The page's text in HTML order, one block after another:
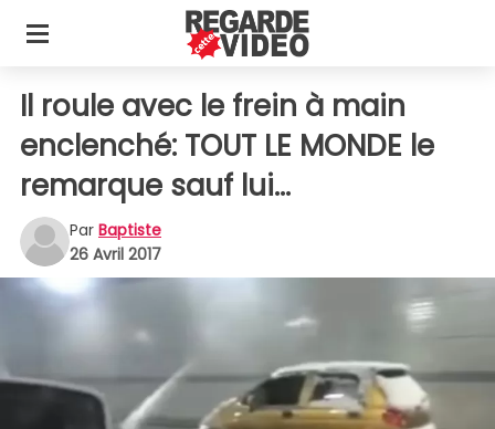
Il roule avec le frein à main
enclenché: TOUT LE MONDE le
remarque sauf lui...
Par Baptiste
26 Avril 2017